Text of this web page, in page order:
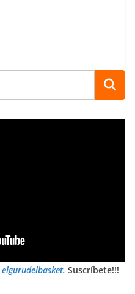
elgurudelbasket. Suscríbete!!!